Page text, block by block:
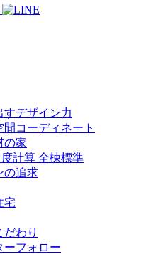
デザイン力
コーディネート
の家
計算 全棟標準
の追求
宅
わり
ーフォロー